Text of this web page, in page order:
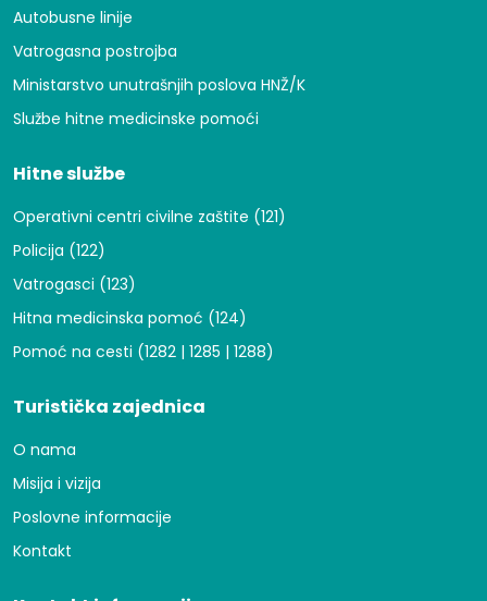
Autobusne linije
Vatrogasna postrojba
Ministarstvo unutrašnjih poslova HNŽ/K
Službe hitne medicinske pomoći
Hitne službe
Operativni centri civilne zaštite (121)
Policija (122)
Vatrogasci (123)
Hitna medicinska pomoć (124)
Pomoć na cesti (1282 | 1285 | 1288)
Turistička zajednica
O nama
Misija i vizija
Poslovne informacije
Kontakt